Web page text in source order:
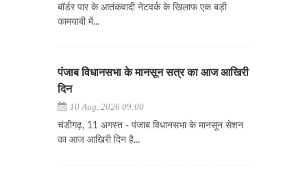
बॉर्डर पार के आतंकवादी नेटवर्क के खिलाफ एक बड़ी
कामयाबी में...
पंजाब विधानसभा के मानसून सत्र का आज आखिरी
दिन
10 Aug, 2026 09:00
चंडीगढ़, 11 अगस्त - पंजाब विधानसभा के मानसून सेशन
का आज आखिरी दिन है...